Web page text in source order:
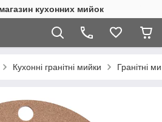
кухонних мийок
Кухонні гранітні мийки Гранітні